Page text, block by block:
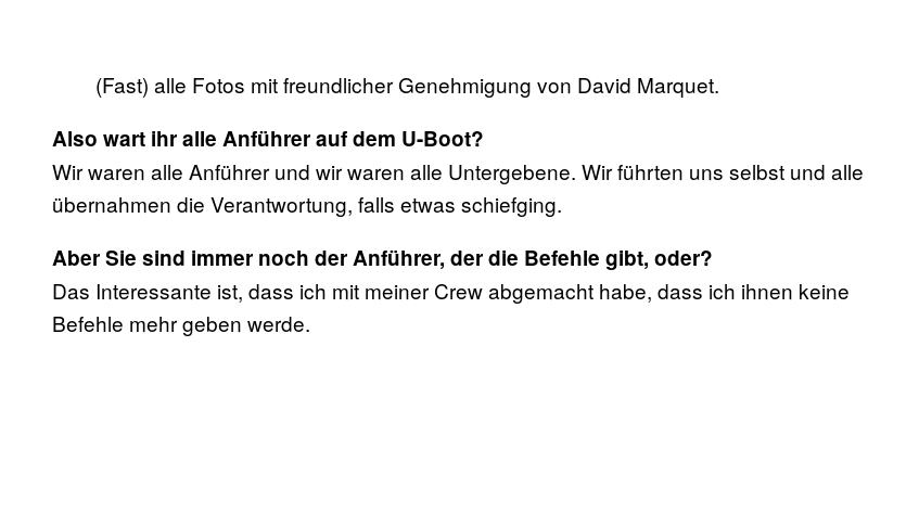
(Fast) alle Fotos mit freundlicher Genehmigung von David Marquet.
Also wart ihr alle Anführer auf dem U-Boot?
Wir waren alle Anführer und wir waren alle Untergebene. Wir führten uns selbst und alle
übernahmen die Verantwortung, falls etwas schiefging.
Aber Sie sind immer noch der Anführer, der die Befehle gibt, oder?
Das Interessante ist, dass ich mit meiner Crew abgemacht habe, dass ich ihnen keine
Befehle mehr geben werde.